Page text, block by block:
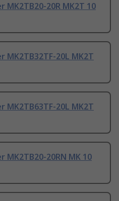
MK2TB20-20R MK2T 10
MK2TB32TF-20L MK2T
MK2TB63TF-20L MK2T
MK2TB20-20RN MK 10